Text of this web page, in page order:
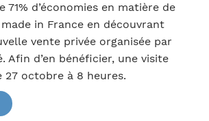
71% d’économies en matière de
in France en découvrant
vente privée organisée par
Afin d’en bénéficier, une visite
27 octobre à 8 heures.